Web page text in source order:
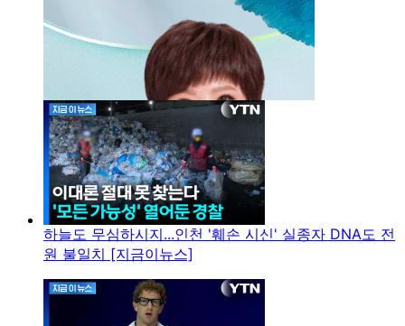
하늘도 무심하시지...인천 '훼손 시신' 실종자 DNA도 전
원 불일치 [지금이뉴스]